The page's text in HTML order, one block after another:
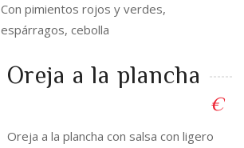
Con pimientos rojos y verdes,
espárragos, cebolla
Oreja a la plancha
€
Oreja a la plancha con salsa con ligero